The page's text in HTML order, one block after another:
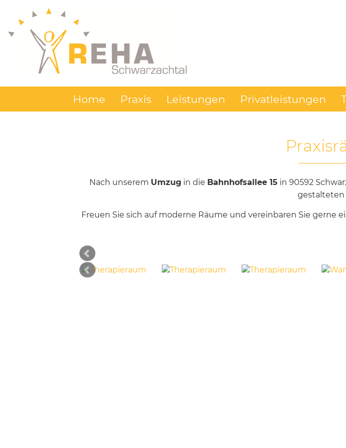
Home Praxis Leistungen Privatleistungen
Nach unserem Umzug in die Bahnhofsallee 15 in 90592
gestalteten
Freuen Sie sich auf moderne Räume und vereinbaren Sie gerne
Therapieraum